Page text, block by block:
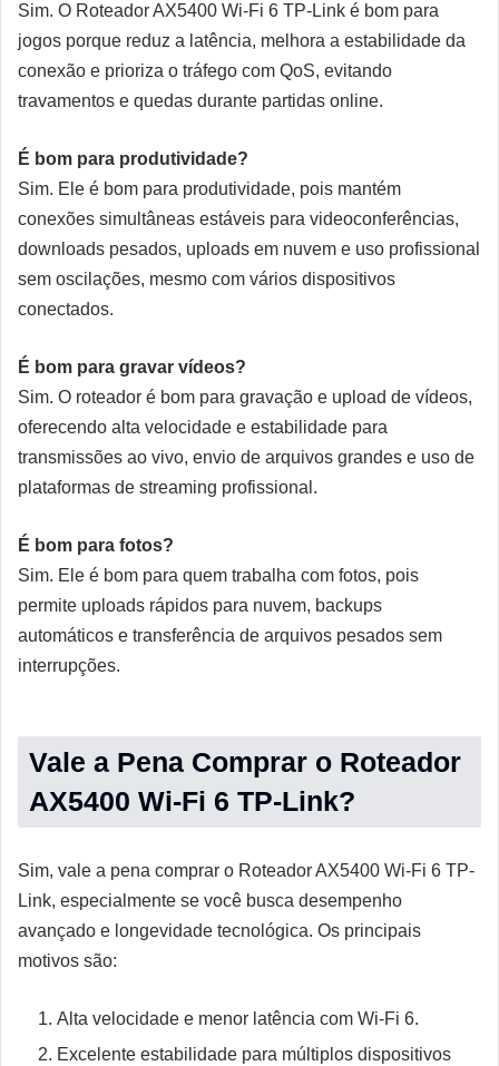
Sim. O Roteador AX5400 Wi-Fi 6 TP-Link é bom para
jogos porque reduz a latência, melhora a estabilidade da
conexão e prioriza o tráfego com QoS, evitando
travamentos e quedas durante partidas online.
É bom para produtividade?
Sim. Ele é bom para produtividade, pois mantém
conexões simultâneas estáveis para videoconferências,
downloads pesados, uploads em nuvem e uso profissional
sem oscilações, mesmo com vários dispositivos
conectados.
É bom para gravar vídeos?
Sim. O roteador é bom para gravação e upload de vídeos,
oferecendo alta velocidade e estabilidade para
transmissões ao vivo, envio de arquivos grandes e uso de
plataformas de streaming profissional.
É bom para fotos?
Sim. Ele é bom para quem trabalha com fotos, pois
permite uploads rápidos para nuvem, backups
automáticos e transferência de arquivos pesados sem
interrupções.
Vale a Pena Comprar o Roteador
AX5400 Wi-Fi 6 TP-Link?
Sim, vale a pena comprar o Roteador AX5400 Wi-Fi 6 TP-
Link, especialmente se você busca desempenho
avançado e longevidade tecnológica. Os principais
motivos são:
Alta velocidade e menor latência com Wi-Fi 6.
Excelente estabilidade para múltiplos dispositivos